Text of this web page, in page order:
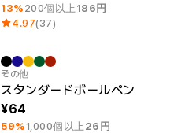
13% 200個以上 186円
4.97(37)
最小注文数量 100個
その他
スタンダードボールペン
64
59% 1,000個以上 26円